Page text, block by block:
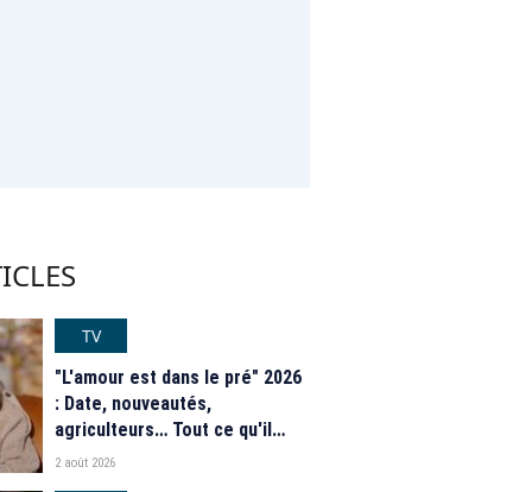
TV
"L'amour est dans le pré" 2026
: Date, nouveautés,
agriculteurs… Tout ce qu'il
faut savoir sur la saison 21 du
2 août 2026